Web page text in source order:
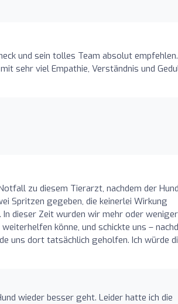
und sein tolles Team absolut empfehlen.
sehr viel Empathie, Verständnis und
zu diesem Tierarzt, nachdem der
Spritzen gegeben, die keinerlei Wirkung
In dieser Zeit wurden wir mehr oder
könne, und schickte uns –
uns dort tatsächlich geholfen. Ich würde
wieder besser geht. Leider hatte ich die